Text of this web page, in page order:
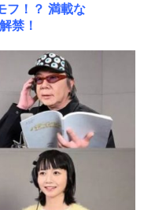
フ！？ 満載な
禁！